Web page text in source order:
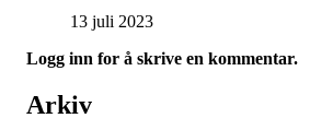
13 juli 2023
Logg inn for å skrive en kommentar.
Arkiv